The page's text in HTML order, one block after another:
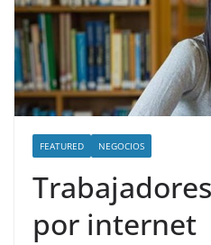
FEATURED NEGOCIOS
por internet